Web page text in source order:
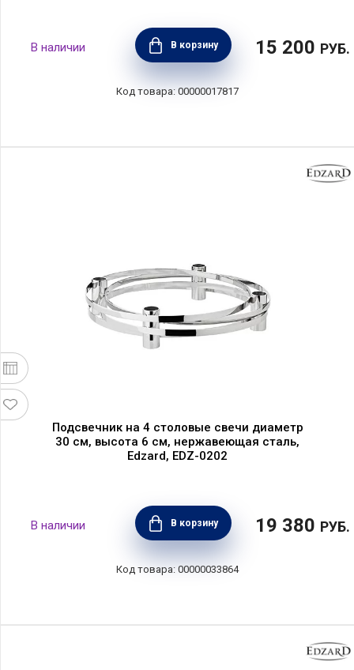
В корзину 15 200 РУБ.
00000017817
Подсвечник на 4 столовые свечи диаметр
30 см, высота 6 см, нержавеющая сталь,
Edzard, EDZ-0202
В корзину 19 380 РУБ.
00000033864